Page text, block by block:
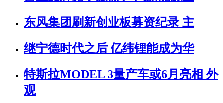
东风集团刷新创业板募资纪录 主
继宁德时代之后 亿纬锂能成为华
特斯拉MODEL 3量产车或6月亮相 外
观